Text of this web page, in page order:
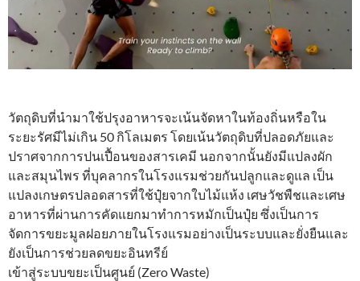
วัตถุดิบที่นำมาใช้ปรุงอาหารจะเน้นจัดหาในท้องถิ่นหรือใน
ระยะรัศมีไม่เกิน 50 กิโลเมตร โดยเน้นวัตถุดิบที่ปลอดภัยและ
ปราศจากการปนเปื้อนของสารเคมี นอกจากนั้นยังมีแปลงผัก
และสมุนไพร ที่บุคลากรในโรงแรมช่วยกันปลูกและดูแล เป็น
แปลงเกษตรปลอดสารที่ใช้ปุ๋ยจากใบไม้แห้ง เศษวัชพืชและเศษ
อาหารที่ผ่านการคัดแยกมาทำการหมักเป็นปุ๋ย ซึ่งเป็นการ
จัดการขยะมูลฝอยภายในโรงแรมอย่างเป็นระบบและยั่งยืนและ
ยังเป็นการช่วยลดขยะอินทรีย์
เข้าสู่ระบบขยะเป็นศูนย์ (Zero Waste)